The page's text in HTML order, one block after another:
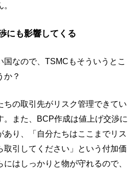
にも影響してくる
なので、TSMCもそういうとこ
か？
ちの取引先がリスク管理できてい
。また、BCP作成は値上げ交渉に
あり、「自分たちはここまでリス
取引してください」という付加価
はしっかりと物が守れるので、